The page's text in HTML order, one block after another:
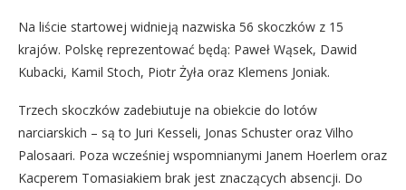
Na liście startowej widnieją nazwiska 56 skoczków z 15
krajów. Polskę reprezentować będą: Paweł Wąsek, Dawid
Kubacki, Kamil Stoch, Piotr Żyła oraz Klemens Joniak.
Trzech skoczków zadebiutuje na obiekcie do lotów
narciarskich – są to Juri Kesseli, Jonas Schuster oraz Vilho
Palosaari. Poza wcześniej wspomnianymi Janem Hoerlem oraz
Kacperem Tomasiakiem brak jest znaczących absencji. Do